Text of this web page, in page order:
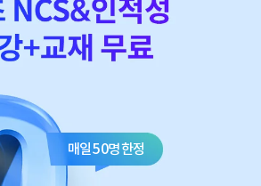
매일 50명 한정